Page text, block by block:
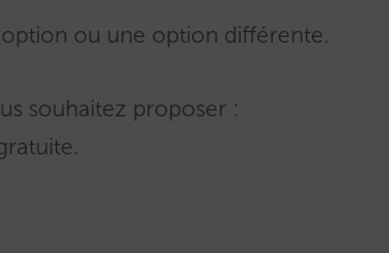
ou une option différente.
souhaitez proposer :